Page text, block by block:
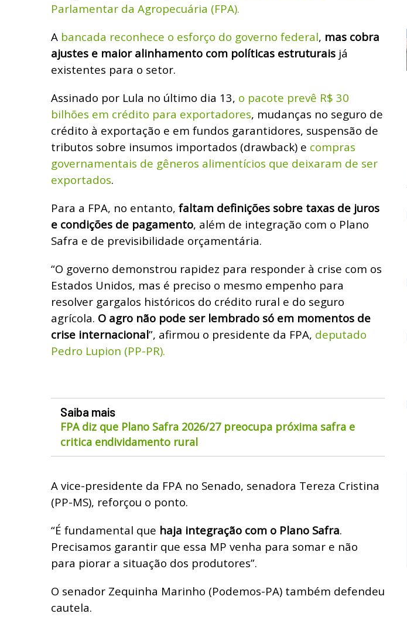
Parlamentar da Agropecuária (FPA).
A bancada reconhece o esforço do governo federal, mas cobra
ajustes e maior alinhamento com políticas estruturais já
existentes para o setor.
Assinado por Lula no último dia 13, o pacote prevê R$ 30
bilhões em crédito para exportadores, mudanças no seguro de
crédito à exportação e em fundos garantidores, suspensão de
tributos sobre insumos importados (drawback) e compras
governamentais de gêneros alimentícios que deixaram de ser
exportados.
Para a FPA, no entanto, faltam definições sobre taxas de juros
e condições de pagamento, além de integração com o Plano
Safra e de previsibilidade orçamentária.
“O governo demonstrou rapidez para responder à crise com os
Estados Unidos, mas é preciso o mesmo empenho para
resolver gargalos históricos do crédito rural e do seguro
agrícola. O agro não pode ser lembrado só em momentos de
crise internacional”, afirmou o presidente da FPA, deputado
Pedro Lupion (PP-PR).
Saiba mais
FPA diz que Plano Safra 2026/27 preocupa próxima safra e
critica endividamento rural
A vice-presidente da FPA no Senado, senadora Tereza Cristina
(PP-MS), reforçou o ponto.
“É fundamental que haja integração com o Plano Safra.
Precisamos garantir que essa MP venha para somar e não
para piorar a situação dos produtores”.
O senador Zequinha Marinho (Podemos-PA) também defendeu
cautela.